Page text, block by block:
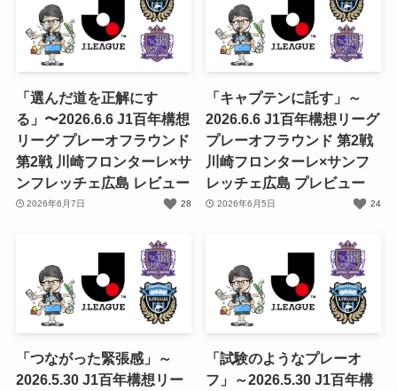
「選んだ道を正解にす
る」〜2026.6.6 J1百年構想
リーグ プレーオフラウンド
第2戦 川崎フロンターレ×サ
ンフレッチェ広島 レビュー
2026年6月7日 28
「キャプテンに託す」～
2026.6.6 J1百年構想リーグ
プレーオフラウンド 第2戦
川崎フロンターレ×サンフ
レッチェ広島 プレビュー
2026年6月5日 24
「つながった緊張感」～
2026.5.30 J1百年構想リー
「試験のようなプレーオ
フ」～2026.5.30 J1百年構